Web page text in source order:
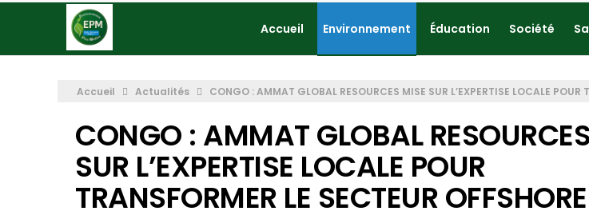
Accueil Environnement Éducation Société
Accueil Actualités CONGO : AMMAT GLOBAL RESOURCES MISE SUR L’EXPERTISE LOCALE POUR
CONGO : AMMAT GLOBAL
SUR L’EXPERTISE LOCALE POUR
TRANSFORMER LE SECTEUR OFFSHORE